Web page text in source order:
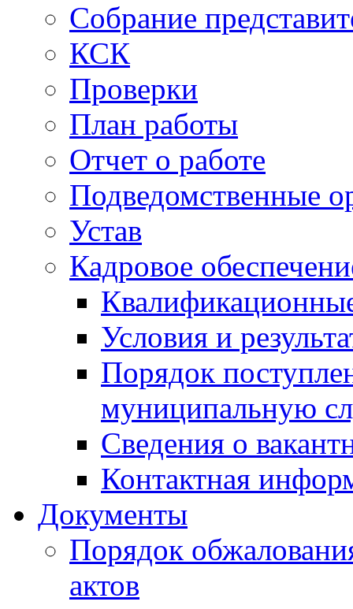
Собрание
КСК
Проверки
План работы
Отчет о работе
Подведомственные
Устав
Кадровое
Условия и
Порядок
муниципальную
Сведения о
Контактная
Документы
Порядок
актов